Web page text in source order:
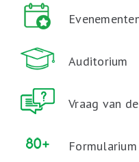
Auditorium
Vraag van